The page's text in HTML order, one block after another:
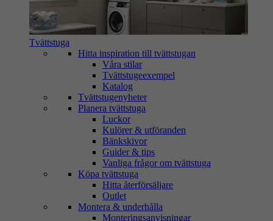
Tvättstuga
Hitta inspiration till tvättstugan
Våra stilar
Tvättstugeexempel
Katalog
Tvättstugenyheter
Planera tvättstuga
Luckor
Kulörer & utföranden
Bänkskivor
Guider & tips
Vanliga frågor om tvättstuga
Köpa tvättstuga
Hitta återförsäljare
Outlet
Montera & underhålla
Monteringsanvisningar